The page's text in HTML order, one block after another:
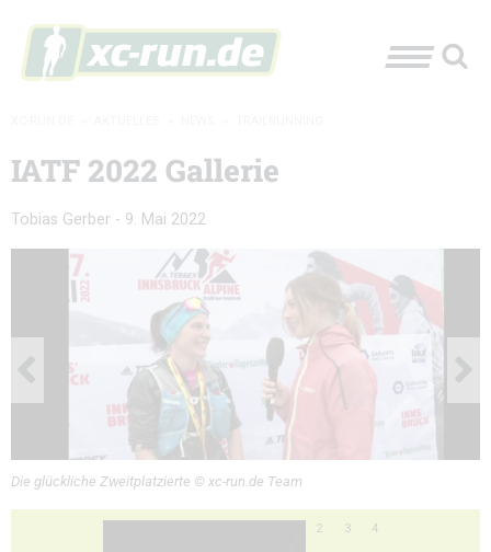
IATF 2022 Gallerie
Tobias Gerber - 9. Mai 2022
Die glückliche Zweitplatzierte © xc-run.de Team
2 3 4